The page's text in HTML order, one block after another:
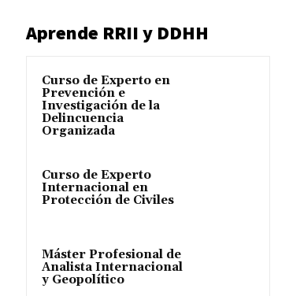
Aprende RRII y DDHH
Curso de Experto en
Prevención e
Investigación de la
Delincuencia
Organizada
Curso de Experto
Internacional en
Protección de Civiles
Máster Profesional de
Analista Internacional
y Geopolítico